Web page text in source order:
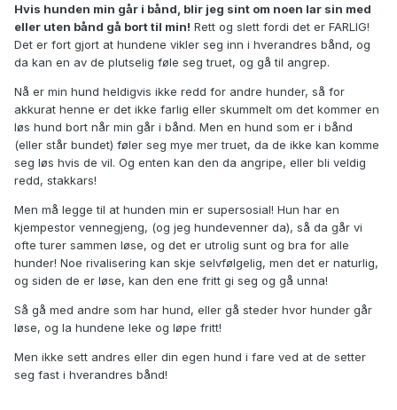
Hvis hunden min går i bånd, blir jeg sint om noen lar sin med
eller uten bånd gå bort til min! Rett og slett fordi det er FARLIG!
Det er fort gjort at hundene vikler seg inn i hverandres bånd, og
da kan en av de plutselig føle seg truet, og gå til angrep.
Nå er min hund heldigvis ikke redd for andre hunder, så for
akkurat henne er det ikke farlig eller skummelt om det kommer en
løs hund bort når min går i bånd. Men en hund som er i bånd
(eller står bundet) føler seg mye mer truet, da de ikke kan komme
seg løs hvis de vil. Og enten kan den da angripe, eller bli veldig
redd, stakkars!
Men må legge til at hunden min er supersosial! Hun har en
kjempestor vennegjeng, (og jeg hundevenner da), så da går vi
ofte turer sammen løse, og det er utrolig sunt og bra for alle
hunder! Noe rivalisering kan skje selvfølgelig, men det er naturlig,
og siden de er løse, kan den ene fritt gi seg og gå unna!
Så gå med andre som har hund, eller gå steder hvor hunder går
løse, og la hundene leke og løpe fritt!
Men ikke sett andres eller din egen hund i fare ved at de setter
seg fast i hverandres bånd!